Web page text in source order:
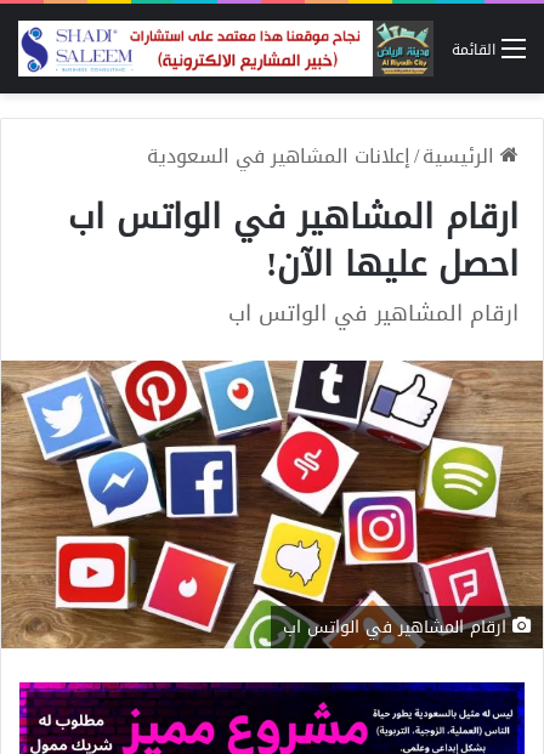
القائمة
الرئيسية/إعلانات المشاهير في السعودية
ارقام المشاهير في الواتس اب
احصل عليها الآن!
ارقام المشاهير في الواتس اب
ارقام المشاهير في الواتس اب